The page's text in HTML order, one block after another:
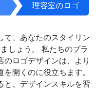
理容室のロゴ
て、あなたのスタイリン
しょう。 私たちのプラ
のロゴデザインは、より
開くのに役立ちます。
と、デザインスキルを習